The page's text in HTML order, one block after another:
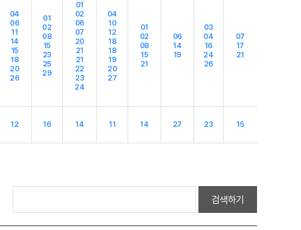
04
06
11
14
15
18
20
26
01
02
08
15
23
25
29
01
02
06
07
20
21
21
22
23
24
04
10
12
18
18
19
20
27
01
02
08
15
21
06
14
19
03
04
16
24
26
07
17
21
12 16 14 11 14 27 23 15
검색하기